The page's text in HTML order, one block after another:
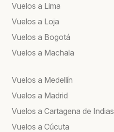
Vuelos a Lima
Vuelos a Loja
Vuelos a Bogotá
Vuelos a Machala
Vuelos a Medellín
Vuelos a Madrid
Vuelos a Cartagena de Indias
Vuelos a Cúcuta